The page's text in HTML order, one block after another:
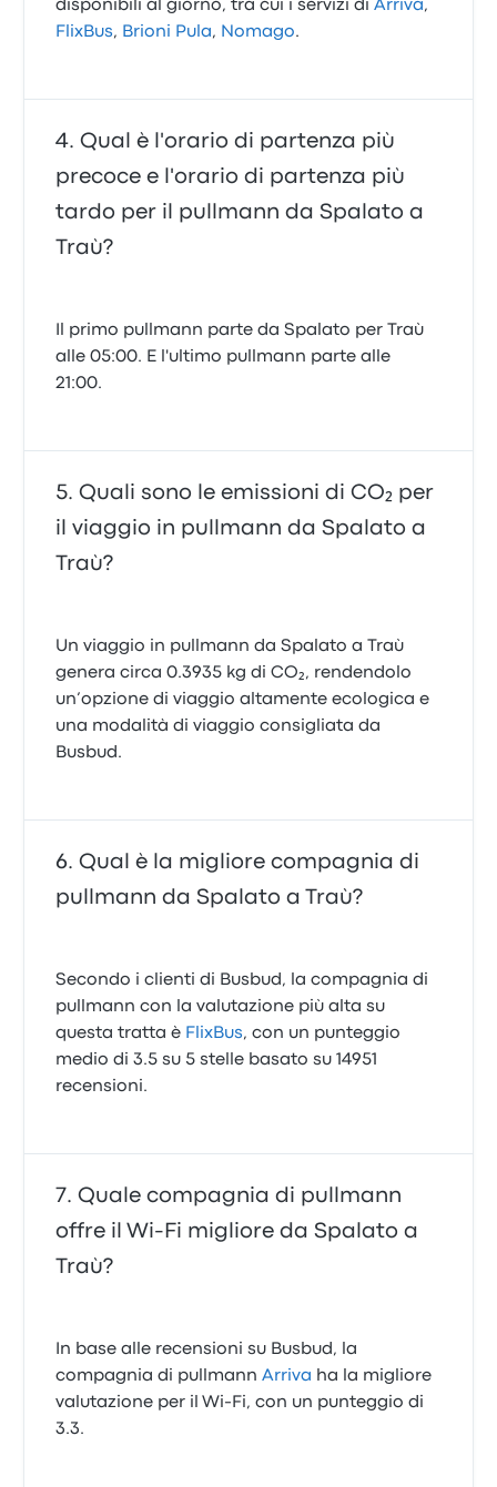
disponibili al giorno, tra cui i servizi diArriva,
FlixBus, Brioni Pula, Nomago.
Qual è l'orario di partenza più
precoce e l'orario di partenza più
tardo per il pullmann da Spalato a
Traù?
Il primo pullmann parte da Spalato per Traù
alle 05:00. E l'ultimo pullmann parte alle
21:00.
Quali sono le emissioni di CO₂ per
il viaggio in pullmann da Spalato a
Traù?
Un viaggio in pullmann da Spalato a Traù
genera circa 0.3935 kg di CO₂, rendendolo
un’opzione di viaggio altamente ecologica e
una modalità di viaggio consigliata da
Busbud.
Qual è la migliore compagnia di
pullmann da Spalato a Traù?
Secondo i clienti di Busbud, la compagnia di
pullmann con la valutazione più alta su
questa tratta è FlixBus, con un punteggio
medio di 3.5 su 5 stelle basato su 14951
recensioni.
Quale compagnia di pullmann
offre il Wi‑Fi migliore da Spalato a
Traù?
In base alle recensioni su Busbud, la
compagnia di pullmannArriva ha la migliore
valutazione per il Wi-Fi, con un punteggio di
3.3.